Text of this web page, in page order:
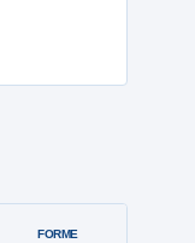
FORME